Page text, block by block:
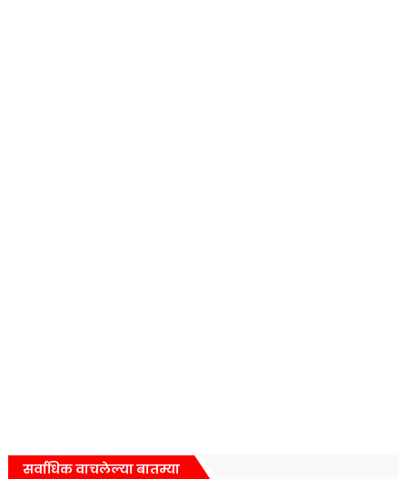
सर्वाधिक वाचलेल्या बातम्या